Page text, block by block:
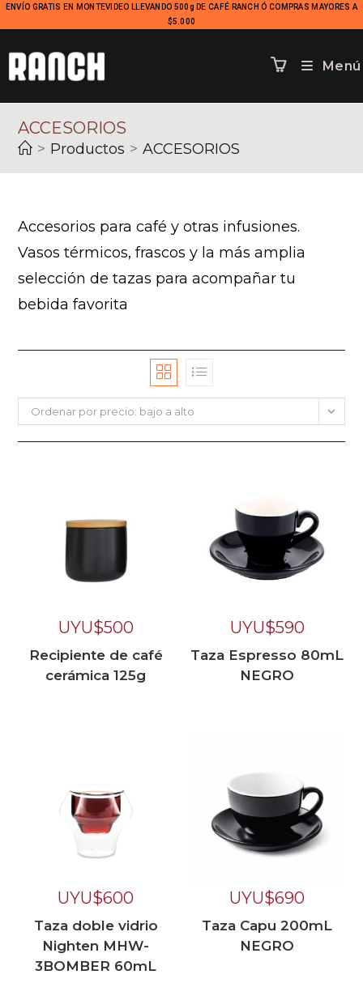
ENVÍO GRATIS EN MONTEVIDEO LLEVANDO 500g DE CAFÉ RANCH Ó COMPRAS MAYORES A
$5.000
Menú
ACCESORIOS
> Productos > ACCESORIOS
Accesorios para café y otras infusiones.
Vasos térmicos, frascos y la más amplia
selección de tazas para acompañar tu
bebida favorita
Ordenar por precio: bajo a alto
UYU$500
Recipiente de café
cerámica 125g
UYU$590
Taza Espresso 80mL
NEGRO
UYU$600
Taza doble vidrio
Nighten MHW-
3BOMBER 60mL
UYU$690
Taza Capu 200mL
NEGRO